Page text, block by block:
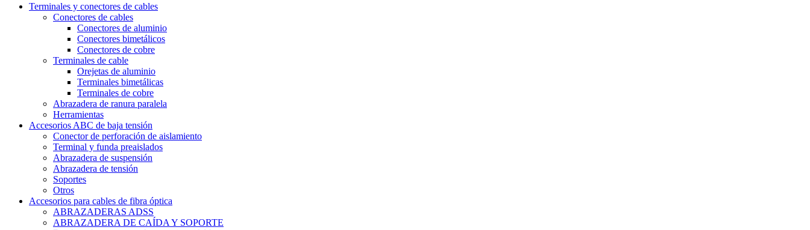
Terminales y conectores de cables
Conectores de cables
Conectores de aluminio
Conectores bimetálicos
Conectores de cobre
Terminales de cable
Orejetas de aluminio
Terminales bimetálicas
Terminales de cobre
Abrazadera de ranura paralela
Herramientas
Accesorios ABC de baja tensión
Conector de perforación de aislamiento
Terminal y funda preaislados
Abrazadera de suspensión
Abrazadera de tensión
Soportes
Otros
Accesorios para cables de fibra óptica
ABRAZADERAS ADSS
ABRAZADERA DE CAÍDA Y SOPORTE